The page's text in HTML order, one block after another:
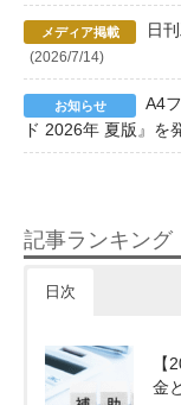
日
(2026/7/14)
A4
ド 2026年 夏版』を
記事ランキング
日次
金